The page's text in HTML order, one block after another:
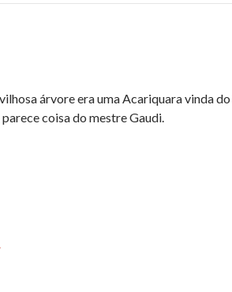
árvore era uma Acariquara vinda
coisa do mestre Gaudi.